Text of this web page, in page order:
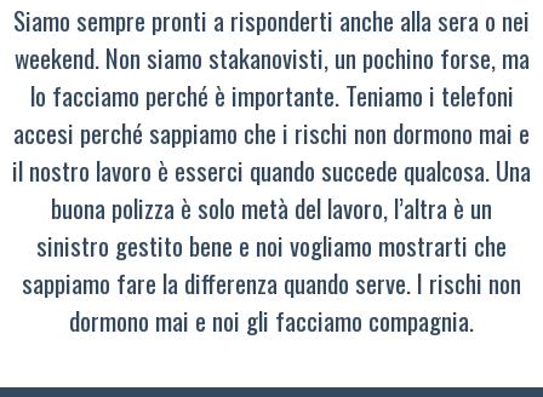
Siamo sempre pronti a risponderti anche alla sera o nei
weekend. Non siamo stakanovisti, un pochino forse, ma
lo facciamo perché è importante. Teniamo i telefoni
accesi perché sappiamo che i rischi non dormono mai e
il nostro lavoro è esserci quando succede qualcosa. Una
buona polizza è solo metà del lavoro, l’altra è un
sinistro gestito bene e noi vogliamo mostrarti che
sappiamo fare la differenza quando serve. I rischi non
dormono mai e noi gli facciamo compagnia.